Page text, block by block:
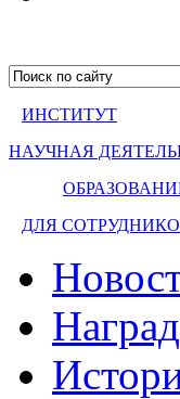
ИНСТИТУТ
НАУЧНАЯ
ДЛЯ